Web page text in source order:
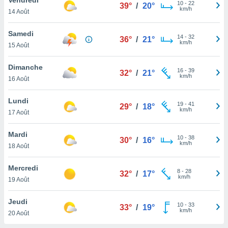
et
»,
au
vous
qu'ils
ou
le
ainsi
un
la
du
14 Août
39° / 20° 10- 22
km/h
Samedi
15 Août
36° / 21° 14- 32
km/h
Dimanche
16 Août
32° / 21° 16- 39
km/h
Lundi
17 Août
29° / 18° 19- 41
km/h
Mardi
18 Août
30° / 16° 10- 38
km/h
Mercredi
19 Août
32° / 17° 8- 28
km/h
Jeudi
20 Août
33° / 19° 10- 33
km/h